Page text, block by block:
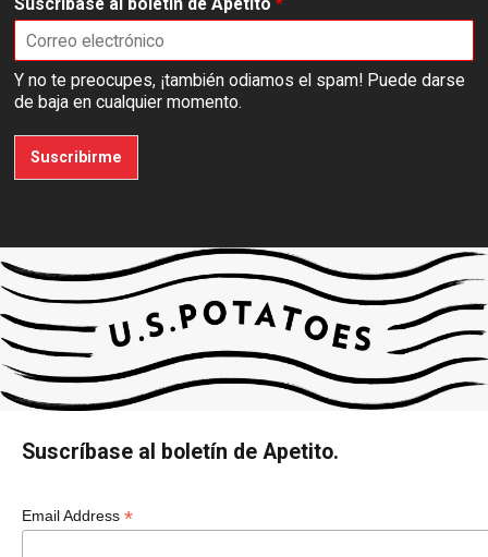
Y no te preocupes, ¡también odiamos el spam! Puede darse
de baja en cualquier momento.
Suscribirme
Suscríbase al boletín de Apetito.
Email Address *